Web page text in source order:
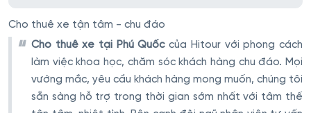
Cho thuê xe tận tâm - chu đáo
Cho thuê xe tại Phú Quốccủa Hitour với phong cách
làm việc khoa học, chăm sóc khách hàng chu đáo. Mọi
vướng mắc, yêu cầu khách hàng mong muốn, chúng tôi
sẵn sàng hỗ trợ trong thời gian sớm nhất với tâm thế